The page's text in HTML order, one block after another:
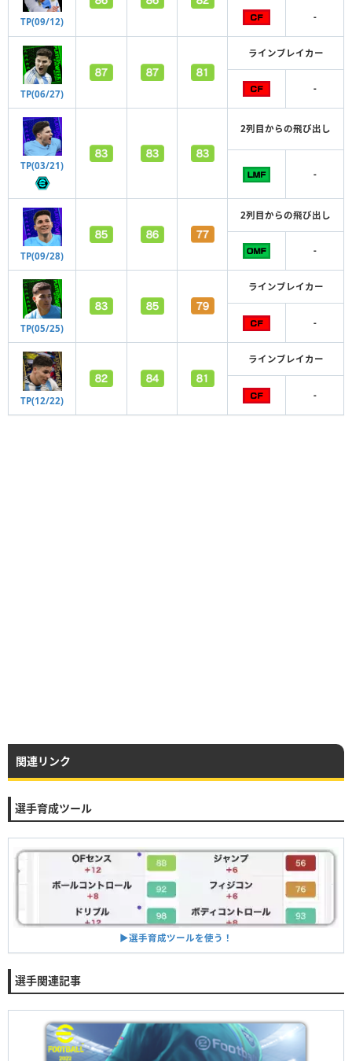
TP(09/12) -
TP(06/27)
ラインブレイカー
-
TP(03/21)
2列目からの飛び出し
-
TP(09/28)
2列目からの飛び出し
-
TP(05/25)
ラインブレイカー
-
TP(12/22)
ラインブレイカー
-
関連リンク
選手育成ツール
▶︎選手育成ツールを使う！
選手関連記事